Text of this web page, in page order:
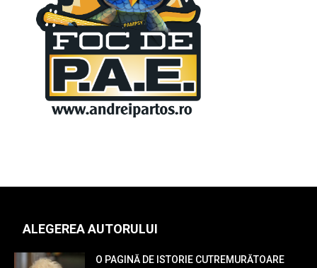
ALEGEREA AUTORULUI
O PAGINĂ DE ISTORIE CUTREMURĂTOARE